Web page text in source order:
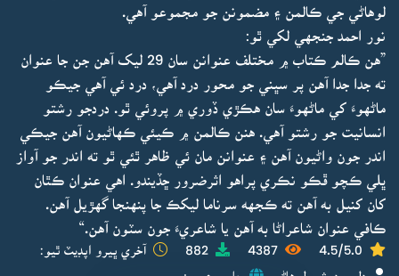
لوهاڻي جي ڪالمن ۽ مضمونن جو مجموعو آهي.
نور احمد جنجهي لکي ٿو:
”هن ڪالم ڪتاب ۾ مختلف عنوانن سان 29 ليک آهن جن جا عنوان
ته جدا جدا آهن پر سڀني جو محور درد آهي، درد ئي آهي جيڪو
ماڻهوءَ کي ماڻهوءَ سان هڪڙي ڏوري ۾ پروئي ٿو. دردجو رشتو
انسانيت جو رشتو آهي. هنن ڪالمن ۾ ڪيئي ڪهاڻيون آهن جيڪي
اندر جون واڻيون آهن ۽ عنوانن مان ئي ظاهر ٿئي ٿو ته اندر جو آواز
ڀلي ڪچو ڦڪو نڪري پراهو اثرضرور ڇڏيندو. اهي عنوان ڪٿان
کان کنيل به آهن ته ڪجهه سرناما ليکڪ جا پنهنجا گهڙيل آهن.
ڪافي عنوان شاعراڻا به آهن يا شاعريءَ جون سٽون آهن.“
4.5/5.0
4387
882 آخري ڀيرو اپڊيٽ ٿيو:
دليپ دوشي لوهاڻو ڇاپو پھريون